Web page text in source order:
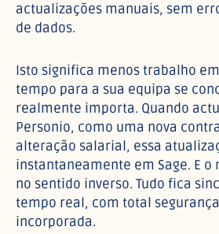
actualizações manuais, sem
de dados.
Isto significa menos trabalho
tempo para a sua equipa se
realmente importa. Quando
Personio, como uma nova
alteração salarial, essa
instantaneamente em Sage. E o
no sentido inverso. Tudo fica
tempo real, com total
incorporada.